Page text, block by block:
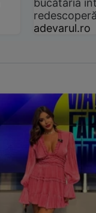
adevarul.ro